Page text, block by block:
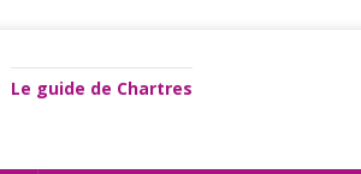
Le guide de Chartres